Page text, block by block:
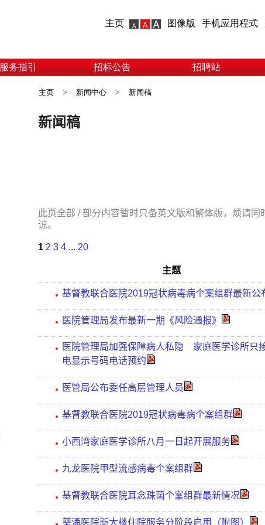
主页 图像版 手机应用程式
服务指引 招标公告 招聘站
主页 > 新闻中心 > 新闻稿